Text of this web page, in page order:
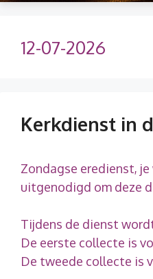
12-07-2026
Kerkdienst in
Zondagse eredienst,
uitgenodigd om deze
Tijdens de dienst
De eerste collecte is
De tweede collecte is